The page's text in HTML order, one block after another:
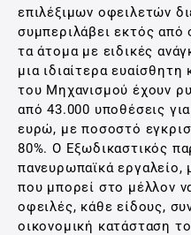
επιλέξιμων οφειλετών
συμπεριλάβει εκτός από
τα άτομα με ειδικές
μια ιδιαίτερα
του Μηχανισμού έχουν
από 43.000 υποθέσεις
ευρώ, με ποσοστό
80%. Ο Εξωδικαστικός
πανευρωπαϊκά εργαλείο,
που μπορεί στο μέλλον
οφειλές, κάθε είδους,
οικονομική κατάσταση